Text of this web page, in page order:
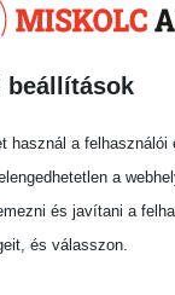
években a
beszállítói
beállítások
használ a
a
és javítani a
és válasszon.